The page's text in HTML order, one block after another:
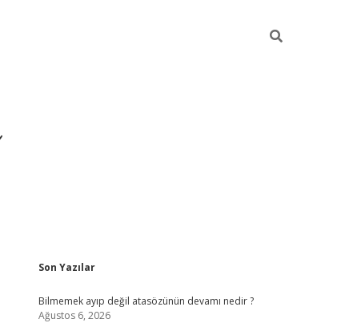
Sidebar
Son Yazılar
Bilmemek ayıp değil atasözünün devamı nedir ?
Ağustos 6, 2026